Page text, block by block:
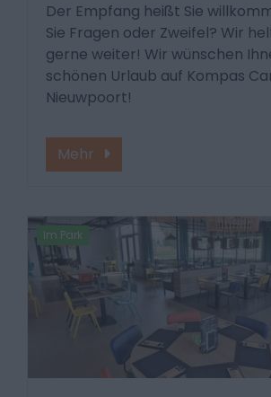
Der Empfang heißt Sie
Sie Fragen oder Zweifel? Wir
gerne weiter! Wir wünschen
schönen Urlaub auf Kompas
Nieuwpoort!
Mehr
Im Park